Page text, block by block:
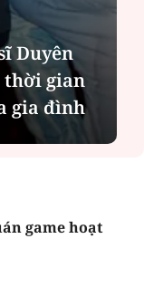
Duyên
thời gian
gia đình
game hoạt